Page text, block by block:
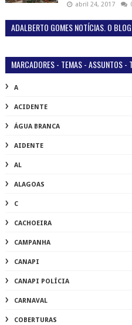
abril 24, 2017
ADALBERTO GOMES NOTÍCIAS. O
MARCADORES - TEMAS - ASSUNTOS -
A
ACIDENTE
ÁGUA BRANCA
AIDENTE
AL
ALAGOAS
C
CACHOEIRA
CAMPANHA
CANAPI
CANAPI POLÍCIA
CARNAVAL
COBERTURAS